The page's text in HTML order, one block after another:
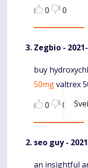
0
0
Zegbio -
Komentaras
buy
50mgvaltrex
0
0
seo guy-
an insightful